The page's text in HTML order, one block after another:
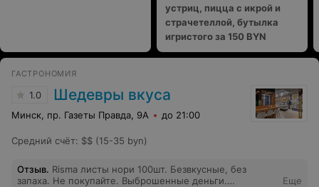
устриц, пицца с икрой и
страчетеллой, бутылка
игристого за 150 BYN
ГАСТРОНОМИЯ
1.0 Шедевры вкуса
Минск, пр. Газеты Правда, 9А до 21:00
Средний счёт: $$ (15-35 byn)
Отзыв. Risma листы нори 100шт. Безвкусные, без
запаха. Не покупайте. Выброшенные деньги.
Еще